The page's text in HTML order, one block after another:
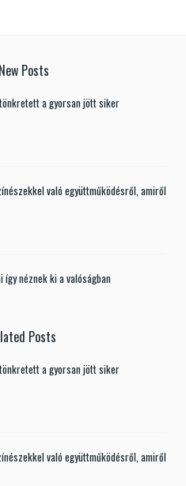
New Posts
a gyorsan jött siker
való együttműködésről, amiről
így néznek ki a valóságban
Posts
a gyorsan jött siker
való együttműködésről, amiről